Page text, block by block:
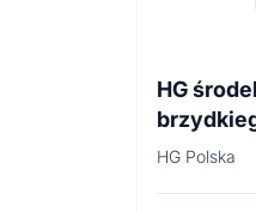
HG
odpływów
HG Polska